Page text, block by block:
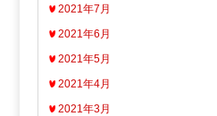
2021年7月
2021年6月
2021年5月
2021年4月
2021年3月